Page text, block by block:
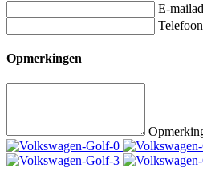
E-
Opmerkingen